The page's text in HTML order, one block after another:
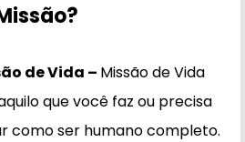
de Vida – Missão de Vida
que você faz ou precisa
como ser humano completo.